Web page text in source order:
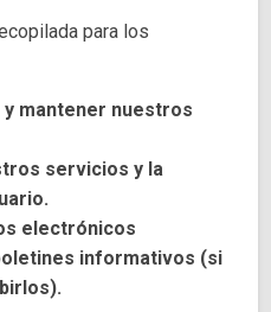
para los
mantener nuestros
servicios y la
electrónicos
informativos (si